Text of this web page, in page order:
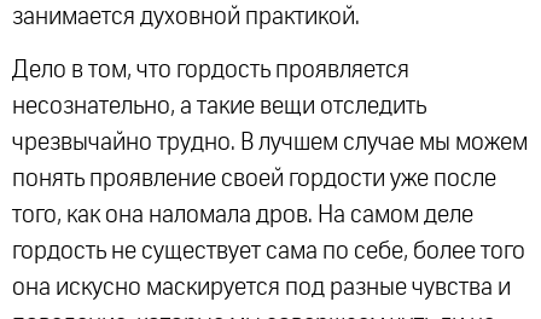
занимается духовной практикой.
Дело в том, что гордость проявляется
несознательно, а такие вещи отследить
чрезвычайно трудно. В лучшем случае мы можем
понять проявление своей гордости уже после
того, как она наломала дров. На самом деле
гордость не существует сама по себе, более того
она искусно маскируется под разные чувства и